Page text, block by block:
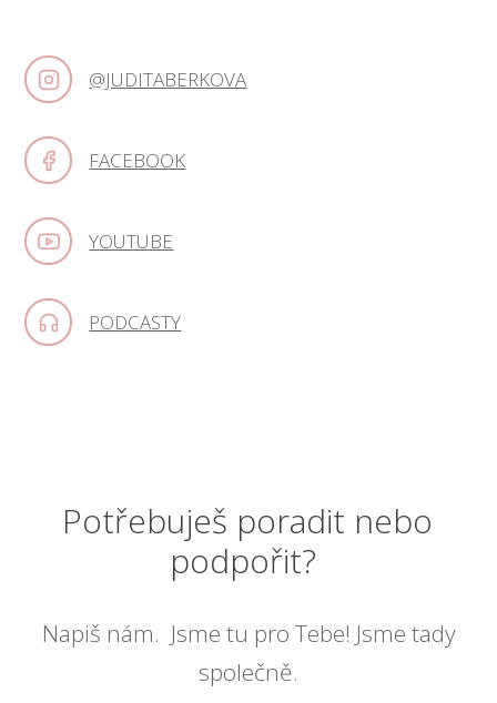
@JUDITABERKOVA
FACEBOOK
YOUTUBE
PODCASTY
Potřebuješ poradit nebo
podpořit?
Napiš nám. Jsme tu pro Tebe! Jsme tady
společně.